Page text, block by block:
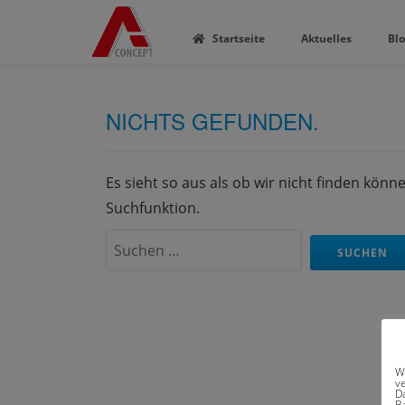
Startseite Aktuelles
NICHTS GEFUNDEN.
Es sieht so aus als ob wir nicht finden
Suchfunktion.
Suchen